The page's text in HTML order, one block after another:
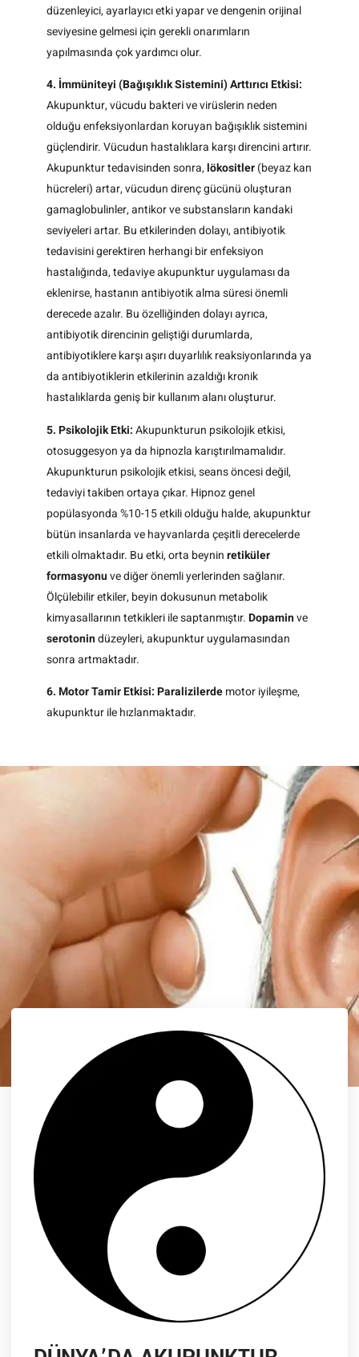
düzenleyici, ayarlayıcı etki yapar ve dengenin orijinal
seviyesine gelmesi için gerekli onarımların
yapılmasında çok yardımcı olur.
4. İmmüniteyi (Bağışıklık Sistemini) Arttırıcı Etkisi:
Akupunktur, vücudu bakteri ve virüslerin neden
olduğu enfeksiyonlardan koruyan bağışıklık sistemini
güçlendirir. Vücudun hastalıklara karşı direncini artırır.
Akupunktur tedavisinden sonra,lökositler(beyaz kan
hücreleri) artar, vücudun direnç gücünü oluşturan
gamaglobulinler, antikor ve substansların kandaki
seviyeleri artar. Bu etkilerinden dolayı, antibiyotik
tedavisini gerektiren herhangi bir enfeksiyon
hastalığında, tedaviye akupunktur uygulaması da
eklenirse, hastanın antibiyotik alma süresi önemli
derecede azalır. Bu özelliğinden dolayı ayrıca,
antibiyotik direncinin geliştiği durumlarda,
antibiyotiklere karşı aşırı duyarlılık reaksiyonlarında ya
da antibiyotiklerin etkilerinin azaldığı kronik
hastalıklarda geniş bir kullanım alanı oluşturur.
5. Psikolojik Etki:Akupunkturun psikolojik etkisi,
otosuggesyon ya da hipnozla karıştırılmamalıdır.
Akupunkturun psikolojik etkisi, seans öncesi değil,
tedaviyi takiben ortaya çıkar. Hipnoz genel
popülasyonda %10-15 etkili olduğu halde, akupunktur
bütün insanlarda ve hayvanlarda çeşitli derecelerde
etkili olmaktadır. Bu etki, orta beyninretiküler
formasyonuve diğer önemli yerlerinden sağlanır.
Ölçülebilir etkiler, beyin dokusunun metabolik
kimyasallarının tetkikleri ile saptanmıştır.Dopaminve
serotonindüzeyleri, akupunktur uygulamasından
sonra artmaktadır.
6. Motor Tamir Etkisi:Paralizilerdemotor iyileşme,
akupunktur ile hızlanmaktadır.